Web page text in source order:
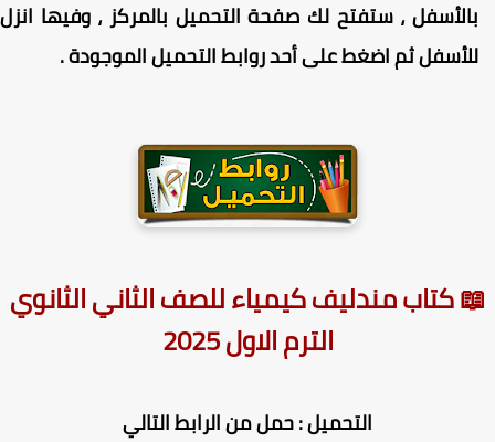
، ستفتح لك صفحة التحميل بالمركز ، وفيها انزل
ثم اضغط على أحد روابط التحميل الموجودة .
كتاب مندليف كيمياء للصف الثاني الثانوي
الترم الاول 2025
التحميل : حمل من الرابط التالي